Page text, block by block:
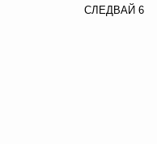
СЛЕДВАЙ 6